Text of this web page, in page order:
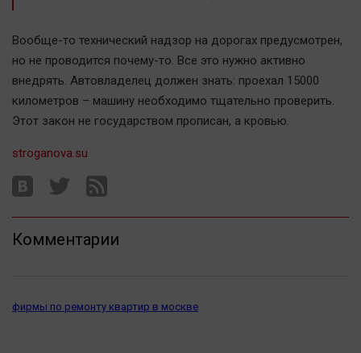
Вообще-то технический надзор на дорогах предусмотрен,
но не проводится почему-то. Все это нужно активно
внедрять. Автовладелец должен знать: проехал 15000
километров – машину необходимо тщательно проверить.
Этот закон не государством прописан, а кровью.
stroganova.su
Комментарии
фирмы по ремонту квартир в москве